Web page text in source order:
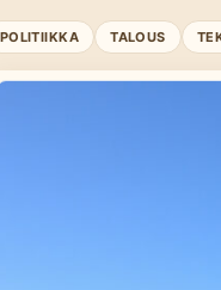
POLITIIKKA TALOUS